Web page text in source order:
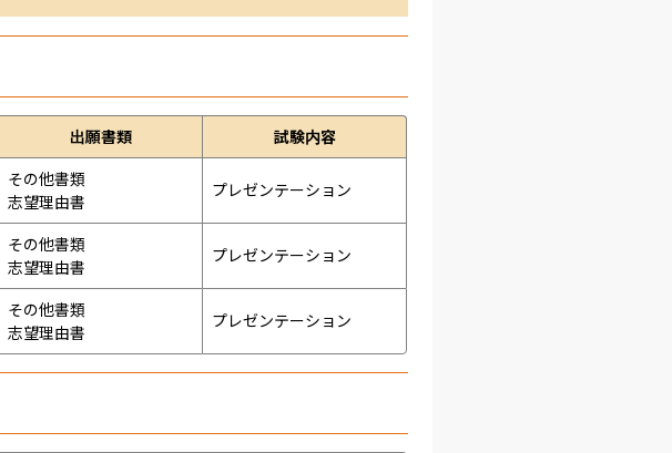
出願書類 試験内容
その他書類
志望理由書
プレゼンテーション
その他書類
志望理由書
プレゼンテーション
その他書類
志望理由書
プレゼンテーション